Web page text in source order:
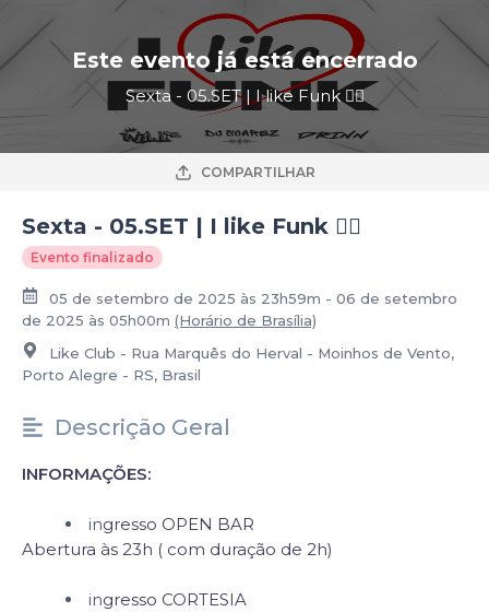
Este evento já está encerrado
Sexta - 05.SET | I like Funk ❤️‍🔥
COMPARTILHAR
Sexta - 05.SET | I like Funk ❤️‍🔥
Evento finalizado
05 de setembro de 2025 às 23h59m - 06 de setembro
de 2025 às 05h00m (Horário de Brasília)
Like Club - Rua Marquês do Herval - Moinhos de Vento,
Porto Alegre - RS, Brasil
Descrição Geral
INFORMAÇÕES:
ingresso OPEN BAR
Abertura às 23h ( com duração de 2h)
ingresso CORTESIA